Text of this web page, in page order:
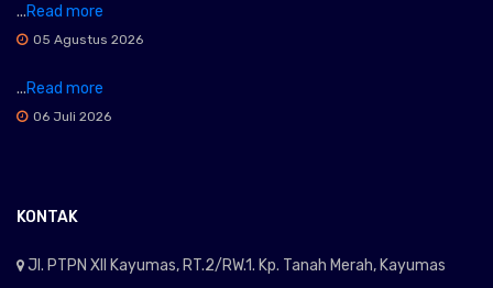
...Read more
05 Agustus 2026
...Read more
06 Juli 2026
KONTAK
Jl. PTPN XII Kayumas, RT.2/RW.1. Kp. Tanah Merah, Kayumas